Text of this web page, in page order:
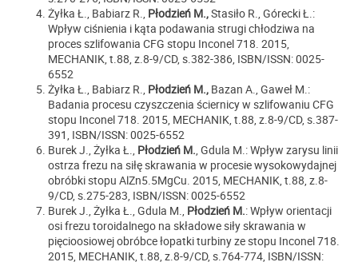
Żyłka Ł., Babiarz R., Płodzień M.,Stasiło R., Górecki Ł.:
Wpływ ciśnienia i kąta podawania strugi chłodziwa na
proces szlifowania CFG stopu Inconel 718. 2015,
MECHANIK, t.88, z.8-9/CD, s.382-386, ISBN/ISSN: 0025-
6552
Żyłka Ł., Babiarz R., Płodzień M., Bazan A., Gaweł M.:
Badania procesu czyszczenia ściernicy w szlifowaniu CFG
stopu Inconel 718. 2015, MECHANIK, t.88, z.8-9/CD, s.387-
391, ISBN/ISSN: 0025-6552
Burek J., Żyłka Ł., Płodzień M., Gdula M.: Wpływ zarysu linii
ostrza frezu na siłę skrawania w procesie wysokowydajnej
obróbki stopu AlZn5.5MgCu. 2015, MECHANIK, t.88, z.8-
9/CD, s.275-283, ISBN/ISSN: 0025-6552
Burek J., Żyłka Ł., Gdula M., Płodzień M.: Wpływ orientacji
osi frezu toroidalnego na składowe siły skrawania w
pięcioosiowej obróbce łopatki turbiny ze stopu Inconel 718.
2015, MECHANIK, t.88, z.8-9/CD, s.764-774, ISBN/ISSN: